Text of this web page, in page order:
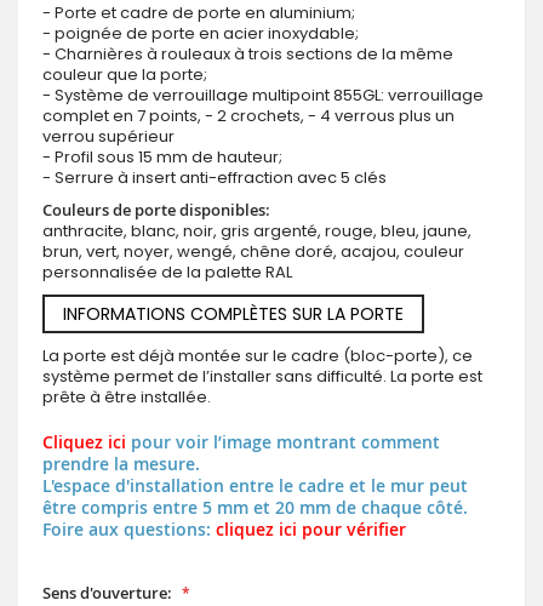
- Porte et cadre de porte en aluminium;
- poignée de porte en acier inoxydable;
- Charnières à rouleaux à trois sections de la même
couleur que la porte;
- Système de verrouillage multipoint 855GL: verrouillage
complet en 7 points, - 2 crochets, - 4 verrous plus un
verrou supérieur
- Profil sous 15 mm de hauteur;
- Serrure à insert anti-effraction avec 5 clés
Couleurs de porte disponibles:
anthracite, blanc, noir, gris argenté, rouge, bleu, jaune,
brun, vert, noyer, wengé, chêne doré, acajou, couleur
personnalisée de la palette RAL
INFORMATIONS COMPLÈTES SUR LA PORTE
La porte est déjà montée sur le cadre (bloc-porte), ce
système permet de l’installer sans difficulté. La porte est
prête à être installée.
Cliquez ici pour voir l’image montrant comment
prendre la mesure.
L'espace d'installation entre le cadre et le mur peut
être compris entre 5 mm et 20 mm de chaque côté.
Foire aux questions: cliquez ici pour vérifier
Sens d'ouverture: